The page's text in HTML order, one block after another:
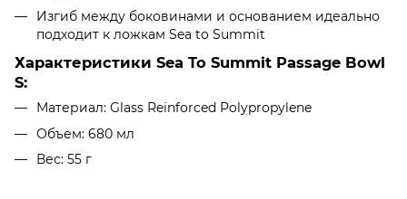
Изгиб между боковинами и основанием идеально
подходит к ложкам Sea to Summit
Характеристики Sea To Summit Passage Bowl
S:
Материал: Glass Reinforced Polypropylene
Объем: 680 мл
Вес: 55 г